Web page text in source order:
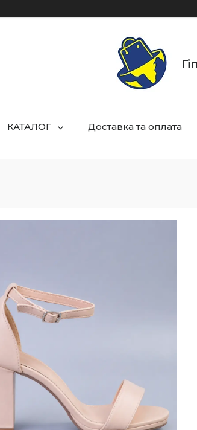
КАТАЛОГ Доставка та оплата